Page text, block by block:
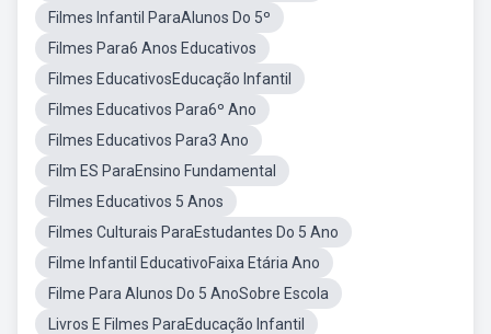
Filmes Infantil ParaAlunos Do 5º
Filmes Para6 Anos Educativos
Filmes EducativosEducação Infantil
Filmes Educativos Para6º Ano
Filmes Educativos Para3 Ano
Film ES ParaEnsino Fundamental
Filmes Educativos 5 Anos
Filmes Culturais ParaEstudantes Do 5 Ano
Filme Infantil EducativoFaixa Etária Ano
Filme Para Alunos Do 5 AnoSobre Escola
Livros E Filmes ParaEducação Infantil